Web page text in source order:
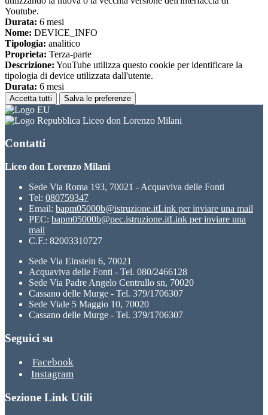
Youtube.
Durata: 6 mesi
Nome: DEVICE_INFO
Tipologia: analitico
Proprieta: Terza-parte
Descrizione: YouTube utilizza questo cookie per identificare la
tipologia di device utilizzata dall'utente.
Durata: 6 mesi
Accetta tutti Salva le preferenze
Liceo don Lorenzo Milani
Contatti
Liceo don Lorenzo Milani
Sede Via Roma 193, 70021 - Acquaviva delle Fonti
Tel: 080759347
Email: bapm05000b@istruzione.itLink per inviare una mail
PEC: bapm05000b@pec.istruzione.itLink per inviare una
mail
C.F.: 82003310727
Sede Via Einstein 6, 70021
Acquaviva delle Fonti - Tel. 080/2466128
Sede Via Padre Angelo Centrullo sn, 70020
Cassano delle Murge - Tel. 379/1706307
Sede Viale 5 Maggio 10, 70020
Cassano delle Murge - Tel. 379/1706307
Seguici su
Facebook
Instagram
Sezione Link Utili